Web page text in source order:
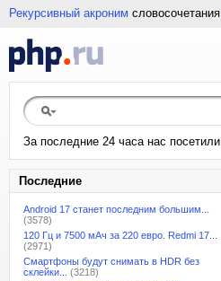
Рекурсивный акроним словосочетания
За последние 24 часа нас посетили
Последние
Android 17 станет последним большим...
(3578)
120 Гц и 7500 мАч за 220 евро. Redmi 17...
(2971)
Смартфоны будут снимать в HDR без
склейки...
(3218)